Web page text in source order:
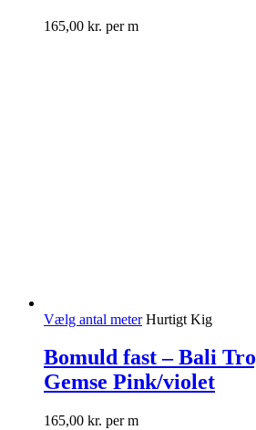
165,00 kr. per m
Vælg antal meter Hurtigt Kig
Bomuld fast – Bali
Gemse Pink/violet
165,00 kr. per m